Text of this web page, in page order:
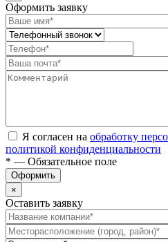
Оформить заявку
Я согласен на обработку
политикой конфиденциальности
* — Обязательное поле
Оформить
×
Оставить заявку